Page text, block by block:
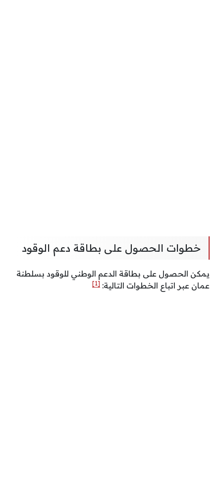
خطوات الحصول على بطاقة دعم الوقود
يمكن الحصول على بطاقة الدعم الوطني للوقود بسلطنة
عمان عبر اتباع الخطوات التالية: [1]